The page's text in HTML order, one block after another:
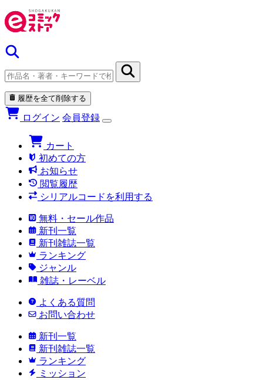
履歴を全て削除する
ログイン 会員登録
カート
初めての方
お知らせ
閲覧履歴
シリアルコードを利用する
無料・セール作品
新刊一覧
新刊雑誌一覧
ランキング
ジャンル
雑誌・レーベル
よくある質問
お問い合わせ
新刊一覧
新刊雑誌一覧
ランキング
ミッション